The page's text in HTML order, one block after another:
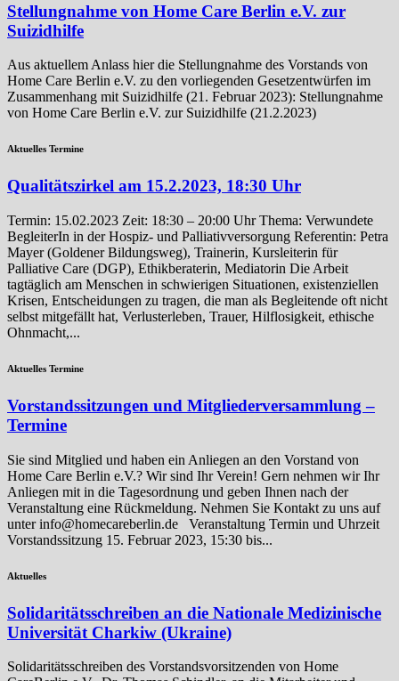
Stellungnahme von Home Care Berlin e.V. zur
Suizidhilfe
Aus aktuellem Anlass hier die Stellungnahme des Vorstands von
Home Care Berlin e.V. zu den vorliegenden Gesetzentwürfen im
Zusammenhang mit Suizidhilfe (21. Februar 2023): Stellungnahme
von Home Care Berlin e.V. zur Suizidhilfe (21.2.2023)
Aktuelles Termine
Qualitätszirkel am 15.2.2023, 18:30 Uhr
Termin: 15.02.2023 Zeit: 18:30 – 20:00 Uhr Thema: Verwundete
BegleiterIn in der Hospiz- und Palliativversorgung Referentin: Petra
Mayer (Goldener Bildungsweg), Trainerin, Kursleiterin für
Palliative Care (DGP), Ethikberaterin, Mediatorin Die Arbeit
tagtäglich am Menschen in schwierigen Situationen, existenziellen
Krisen, Entscheidungen zu tragen, die man als Begleitende oft nicht
selbst mitgefällt hat, Verlusterleben, Trauer, Hilflosigkeit, ethische
Ohnmacht,...
Aktuelles Termine
Vorstandssitzungen und Mitgliederversammlung –
Termine
Sie sind Mitglied und haben ein Anliegen an den Vorstand von
Home Care Berlin e.V.? Wir sind Ihr Verein! Gern nehmen wir Ihr
Anliegen mit in die Tagesordnung und geben Ihnen nach der
Veranstaltung eine Rückmeldung. Nehmen Sie Kontakt zu uns auf
unter info@homecareberlin.de Veranstaltung Termin und Uhrzeit
Vorstandssitzung 15. Februar 2023, 15:30 bis...
Aktuelles
Solidaritätsschreiben an die Nationale Medizinische
Universität Charkiw (Ukraine)
Solidaritätsschreiben des Vorstandsvorsitzenden von Home